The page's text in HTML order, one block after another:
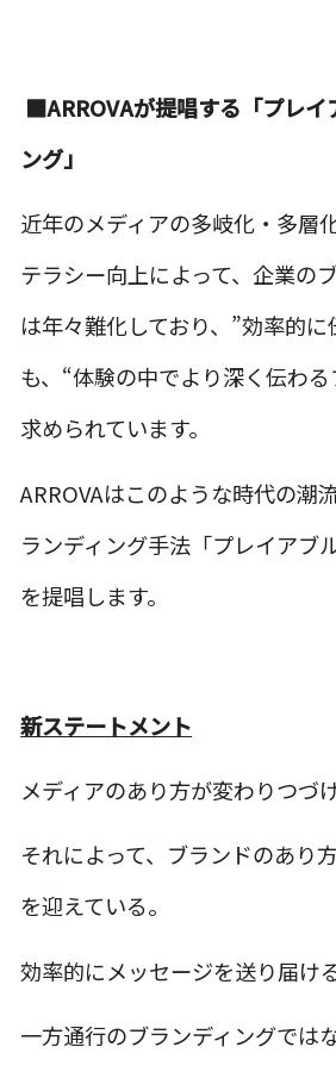
■ARROVAが提唱する「プレイ
ング」
近年のメディアの多岐化・多層
テラシー向上によって、企業の
は年々難化しており、”効率的に
も、“体験の中でより深く伝わ
求められています。
ARROVAはこのような時代の潮
ランディング手法「プレイアブ
を提唱します。
新ステートメント
メディアのあり方が変わりつづ
それによって、ブランドのあり
を迎えている。
効率的にメッセージを送り届け
一方通行のブランディングではな